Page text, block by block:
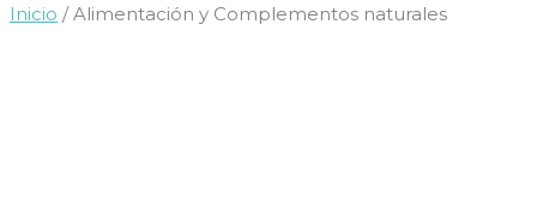
Inicio / Alimentación y Complementos naturales